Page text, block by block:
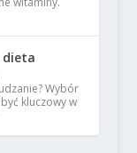
dieta
Wybór
kluczowy w